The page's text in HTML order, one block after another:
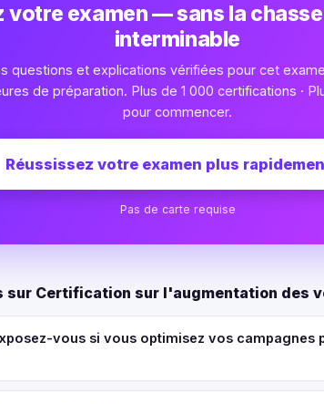
votre examen — sans la
interminable
questions et explications vérifiées pour cet
de préparation. Plus de 1 000 certifications ·
pour commencer.
Réussissez votre examen plus
Pas de carte requise
sur Certification sur l'augmentation des
vous si vous optimisez vos campagnes